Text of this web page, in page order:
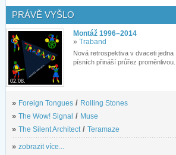
PRÁVĚ VYŠLO
02.08.
Montáž 1996–2014
» Traband
Nová retrospektiva v dvaceti jedna
písních přináší průřez proměnlivou...
» Foreign Tongues / Rolling Stones
» The Wow! Signal / Muse
» The Silent Architect/ Teramaze
» zobrazit více...